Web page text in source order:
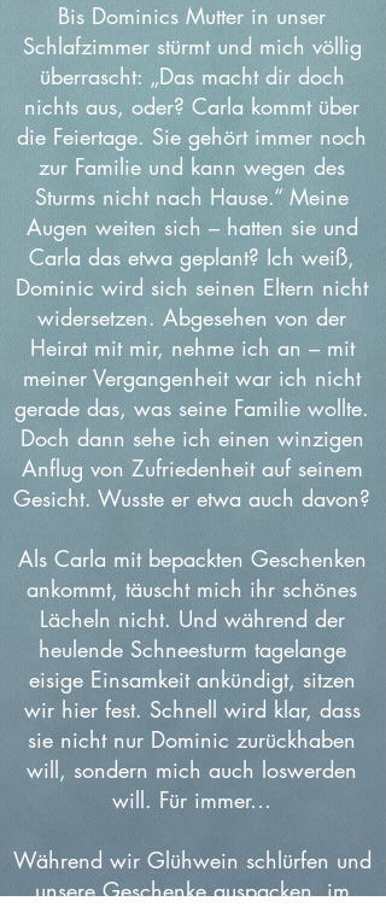
Bis Dominics Mutter in unser
Schlafzimmer stürmt und mich völlig
überrascht: „Das macht dir doch
nichts aus, oder? Carla kommt über
die Feiertage. Sie gehört immer noch
zur Familie und kann wegen des
Sturms nicht nach Hause.“ Meine
Augen weiten sich – hatten sie und
Carla das etwa geplant? Ich weiß,
Dominic wird sich seinen Eltern nicht
widersetzen. Abgesehen von der
Heirat mit mir, nehme ich an – mit
meiner Vergangenheit war ich nicht
gerade das, was seine Familie wollte.
Doch dann sehe ich einen winzigen
Anflug von Zufriedenheit auf seinem
Gesicht. Wusste er etwa auch davon?
Als Carla mit bepackten Geschenken
ankommt, täuscht mich ihr schönes
Lächeln nicht. Und während der
heulende Schneesturm tagelange
eisige Einsamkeit ankündigt, sitzen
wir hier fest. Schnell wird klar, dass
sie nicht nur Dominic zurückhaben
will, sondern mich auch loswerden
will. Für immer…
Während wir Glühwein schlürfen und
unsere Geschenke auspacken, im